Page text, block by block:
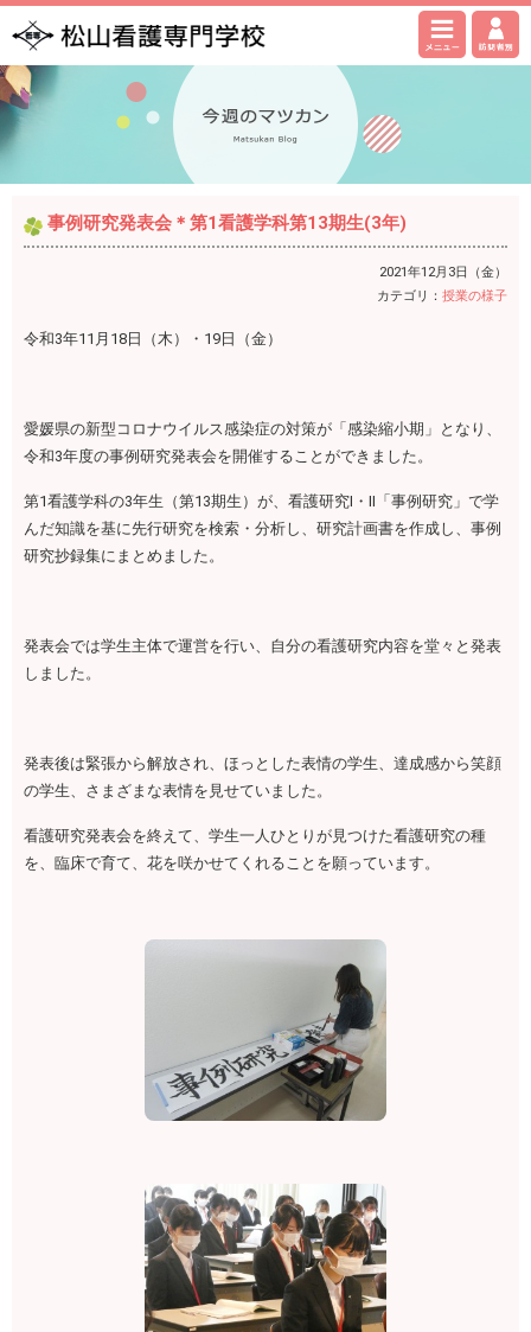
事例研究発表会＊第1看護学科第13期生(3年)
2021年12月3日（金）
カテゴリ： 授業の様子
令和3年11月18日（木）・19日（金）
愛媛県の新型コロナウイルス感染症の対策が「感染縮小期」となり、
令和3年度の事例研究発表会を開催することができました。
第1看護学科の3年生（第13期生）が、看護研究Ⅰ・Ⅱ「事例研究」で学
んだ知識を基に先行研究を検索・分析し、研究計画書を作成し、事例
研究抄録集にまとめました。
発表会では学生主体で運営を行い、自分の看護研究内容を堂々と発表
しました。
発表後は緊張から解放され、ほっとした表情の学生、達成感から笑顔
の学生、さまざまな表情を見せていました。
看護研究発表会を終えて、学生一人ひとりが見つけた看護研究の種
を、臨床で育て、花を咲かせてくれることを願っています。